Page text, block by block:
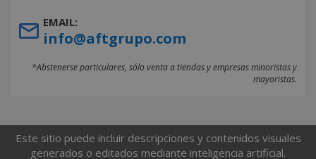
EMAIL:
info@aftgrupo.com
*Abstenerse particulares, sólo venta a tiendas y empresas minoristas y
mayoristas.
Este sitio puede incluir descripciones y contenidos visuales
generados o editados mediante inteligencia artificial.